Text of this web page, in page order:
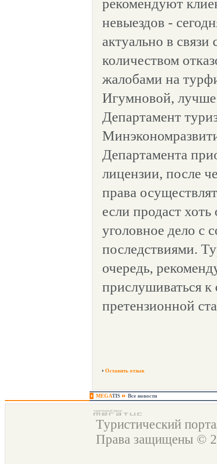
рекомендуют
невыездов -
актуально в
количеством
жалобами на
Игумновой, лучше
Департамент
Департамента
лицензии, после
права
если продаст
уголовное дело с
последствиями.
очередь,
прислушиваться
претензионной
Оставить отзыв
MEGATIS Все новости
Туристический
Права защищены ©